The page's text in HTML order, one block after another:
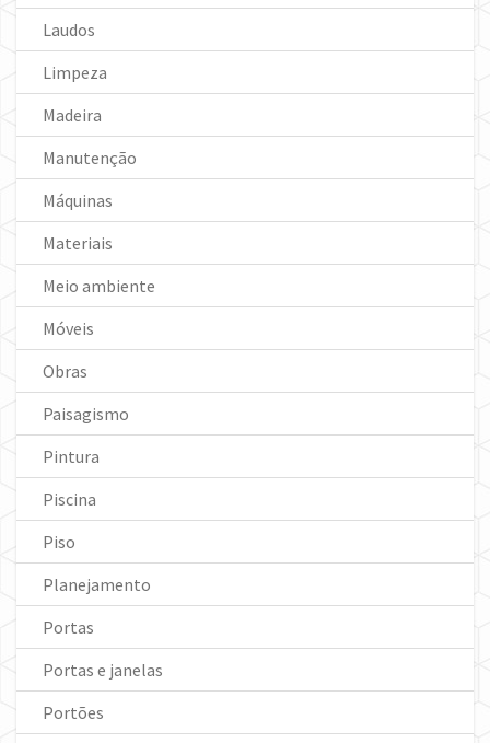
Laudos
Limpeza
Madeira
Manutenção
Máquinas
Materiais
Meio ambiente
Móveis
Obras
Paisagismo
Pintura
Piscina
Piso
Planejamento
Portas
Portas e janelas
Portões